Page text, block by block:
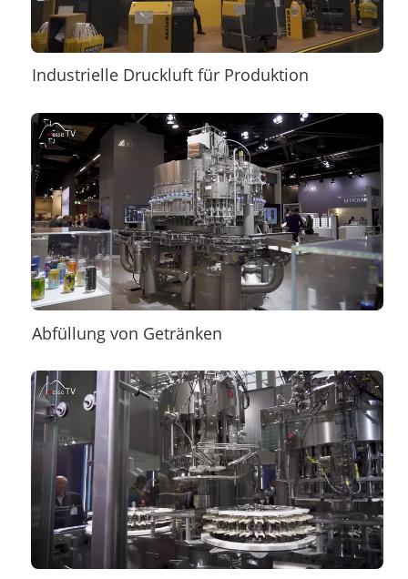
Industrielle Druckluft für Produktion
Abfüllung von Getränken